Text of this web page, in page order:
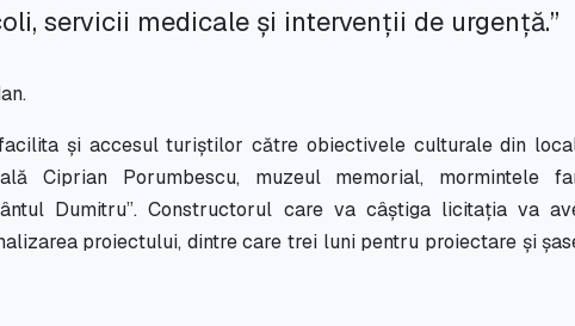
servicii medicale și intervenții de urgență.”
și accesul turiștilor către obiectivele culturale din
Ciprian Porumbescu, muzeul memorial, mormintele
Dumitru”. Constructorul care va câștiga licitația va
proiectului, dintre care trei luni pentru proiectare și